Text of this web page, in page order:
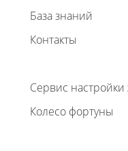
База знаний
Контакты
Сервис настройки
Колесо фортуны